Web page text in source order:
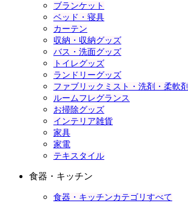
ブランケット
ベッド・寝具
カーテン
収納・収納グッズ
バス・洗面グッズ
トイレグッズ
ランドリーグッズ
ファブリックミスト・洗剤・柔軟剤
ルームフレグランス
お掃除グッズ
インテリア雑貨
家具
家電
テキスタイル
食器・キッチン
食器・キッチンカテゴリすべて